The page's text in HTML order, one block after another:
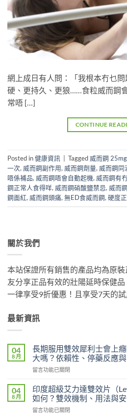
網上成日有人問：「我根本冇乜
硬、更持久、更狼……食粒威而鋼
常唔 […]
CONTINUE
Posted in健康資訊 Tagged 威而鋼
一次, 威而鋼副作用, 威而鋼劑量, 威而鋼同
唔係補品, 威而鋼唔會自動起機, 威而鋼有
鋼正常人食得咩, 威而鋼硝酸鹽禁忌, 威而
鋼面紅, 威而鋼頭痛,無ED食威而鋼,硬度
關於我們
本站保證所有銷售的產品均為原
友分享正品有效的壯陽延時保健
一律享受9折優惠！且享受7天的
最新資訊
04
8 月
長期服用雙效犀利士會上
大嗎？依賴性、停藥反應
在
期
服
用
雙
留言功能已關閉
04
8 月
印度超級艾力達雙效片（
如何？雙效機制、用法與
在
留言功能已關閉